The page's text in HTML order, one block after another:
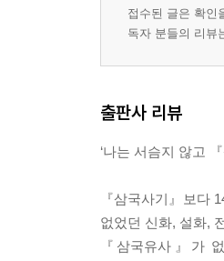
접수된 글은 확인
독자 분들의 리뷰
출판사 리뷰
‘나는 서슴지 않고
『삼국사기』보다
없었던 신화, 설화,
『삼국유사』가